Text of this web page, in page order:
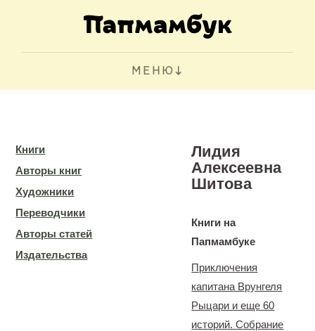
МЕНЮ
Книги
Авторы книг
Художники
Переводчики
Авторы статей
Издательства
Лидия
Алексеевна
Шитова
Книги на
Папмамбуке
Приключения
капитана Врунгеля
Рыцари и еще 60
историй. Собрание